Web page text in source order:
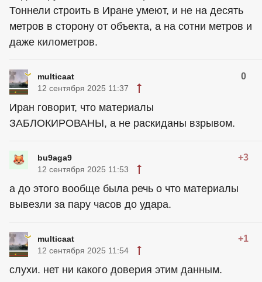
Тоннели строить в Иране умеют, и не на десять
метров в сторону от объекта, а на сотни метров и
даже километров.
multicaat 0
12 сентября 2025 11:37
Иран говорит, что материалы
ЗАБЛОКИРОВАНЫ, а не раскиданы взрывом.
bu9aga9 +3
12 сентября 2025 11:53
а до этого вообще была речь о что материалы
вывезли за пару часов до удара.
multicaat +1
12 сентября 2025 11:54
слухи. нет ни какого доверия этим данным.